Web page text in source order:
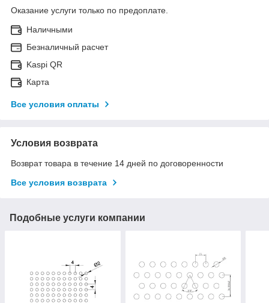
Оказание услуги только по предоплате.
Наличными
Безналичный расчет
Kaspi QR
Карта
Все условия оплаты
Условия возврата
Возврат товара в течение 14 дней по договоренности
Все условия возврата
Подобные услуги компании